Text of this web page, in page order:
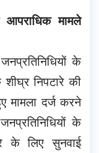
आपराधिक मामले
के
निपटारे की
मामला दर्ज करने
के
के लिए सुनवाई